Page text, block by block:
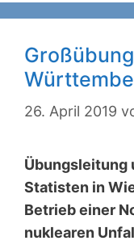
26. April 2019
Übungsleitung
Statisten in
Betrieb einer
nuklearen